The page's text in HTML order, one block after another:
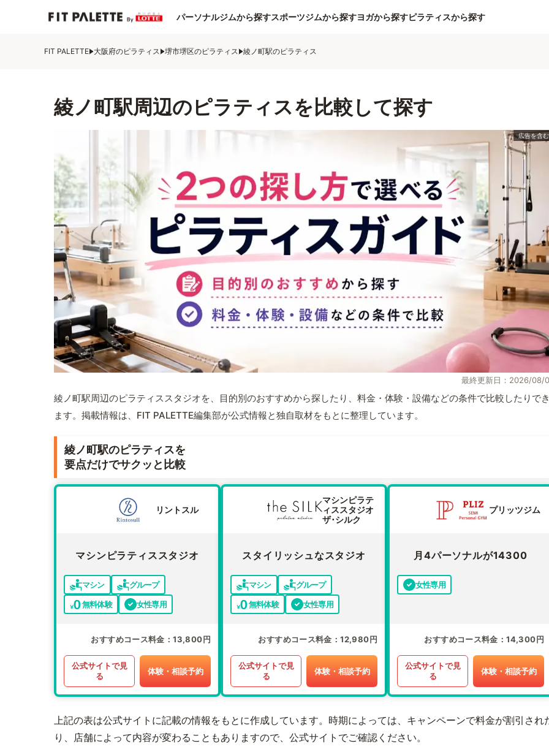
パーソナルジムから探すスポーツジムから探すヨガから探すピラティスから探す
FIT PALETTE 大阪府のピラティス 堺市堺区のピラティス 綾ノ町駅のピラティス
綾ノ町駅周辺のピラティスを比較して探す
最終更新日：2026/08/
綾ノ町駅周辺のピラティススタジオを、目的別のおすすめから探したり、料金・体験・設備などの条件で比較したりで
ます。掲載情報は、FIT PALETTE編集部が公式情報と独自取材をもとに整理しています。
綾ノ町駅のピラティスを
要点だけでサクッと比較
リントスル
マシンピラティススタジオ
マシン
グループ
無料体験
女性専用
おすすめコース料金 13,800円
公式サイトで見
る
体験・相談予約
マシンピラテ
ィススタジオ
ザ･シルク
スタイリッシュなスタジオ
マシン
グループ
無料体験
女性専用
おすすめコース料金 12,980円
公式サイトで見
る
体験・相談予約
プリッツジム
月4パーソナルが14300
女性専用
おすすめコース料金 14,300円
公式サイトで見
る
体験・相談予約
上記の表は公式サイトに記載の情報をもとに作成しています。時期によっては、キャンペーンで料金が割引され
り、店舗によって内容が変わることもありますので、公式サイトでご確認ください。